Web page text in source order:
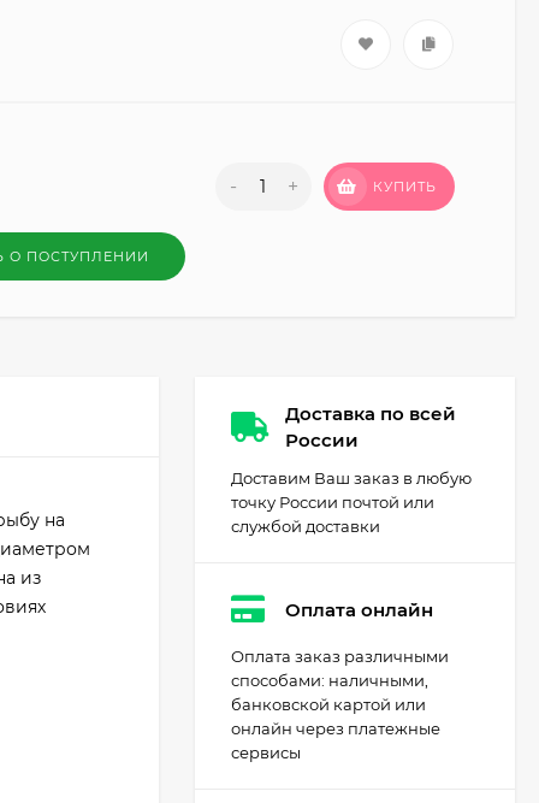
- + КУПИТЬ
О ПОСТУПЛЕНИИ
на
из
Доставка по всей
России
Доставим Ваш заказ в любую
точку России почтой или
службой доставки
Оплата онлайн
Оплата заказ различными
способами: наличными,
банковской картой или
онлайн через платежные
сервисы